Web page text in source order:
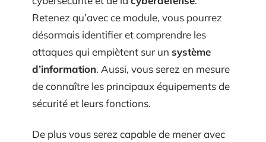
Retenez qu’avec ce module, vous pourrez
désormais identifier et comprendre les
attaques qui empiètent sur un système
d’information. Aussi, vous serez en mesure
de connaître les principaux équipements de
sécurité et leurs fonctions.
De plus vous serez capable de mener avec